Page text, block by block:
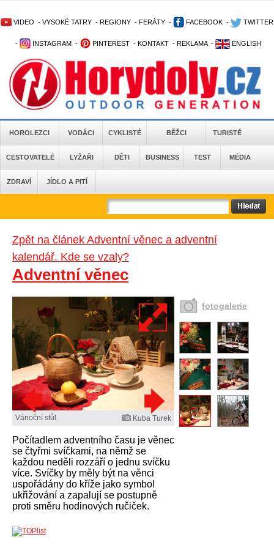
VIDEO - VYSOKÉ TATRY - REGIONY - FERÁTY - FACEBOOK - TWITTER
- INSTAGRAM - PINTEREST - KONTAKT - REKLAMA - ENGLISH
HOROLEZCI VODÁCI CYKLISTÉ BĚŽCI TURISTÉ
CESTOVATELÉ LYŽAŘI DĚTI BUSINESS TEST MÉDIA
ZDRAVÍ JÍDLO A PITÍ
Zpět na článek Adventní věnec a adventní
kalendář. Kde se vzaly?
Adventní věnec
Vánoční stůl. Kuba Turek
Počítadlem adventního času je věnec
se čtyřmi svíčkami, na němž se
každou neděli rozzáří o jednu svíčku
více. Svíčky by měly být na věnci
uspořádány do kříže jako symbol
ukřižování a zapalují se postupně
proti směru hodinových ručiček.
fotogalerie